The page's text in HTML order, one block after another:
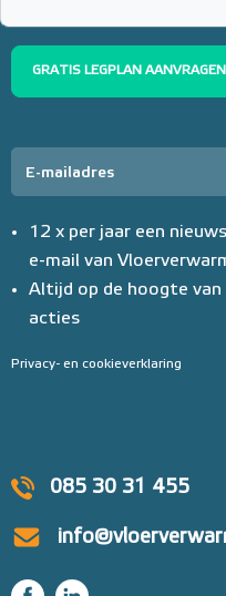
085 30 31 455
GRATIS LEGPLAN AANVRAGEN
12 x per jaar een
e-mail van
Altijd op de hoogte
acties
Privacy- en cookieverklaring